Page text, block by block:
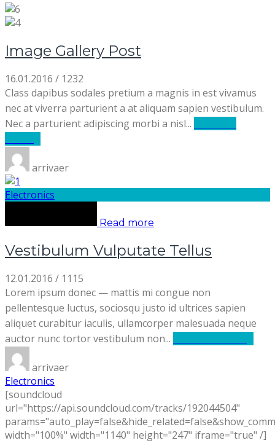
Image Gallery Post
16.01.2016 / 1232
Class dapibus sodales pretium a magnis in est vivamus
nec at viverra parturient a at aliquam sapien vestibulum.
Nec a parturient adipiscing morbi a nisl...
arrivaer
Electronics
Read more
Vestibulum Vulputate Tellus
12.01.2016 / 1115
Lorem ipsum donec — mattis mi congue non
pellentesque luctus, sociosqu justo id ultrices sapien
aliquet curabitur iaculis, ullamcorper malesuada neque
auctor nunc tortor vestibulum non...
arrivaer
Electronics
[soundcloud
url="https://api.soundcloud.com/tracks/192044504"
width="100%" width="1140" height="247" iframe="true" /]